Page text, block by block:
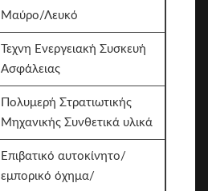
Μαύρο/Λευκό
Τεχνη Ενεργειακή Συσκευή
Ασφάλειας
Πολυμερή Στρατιωτικής
Μηχανικής Συνθετικά υλικά
Επιβατικό αυτοκίνητο/
εμπορικό όχημα/